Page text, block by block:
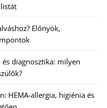
Előnyök,
és diagnosztika: milyen
HEMA-allergia, higiénia és